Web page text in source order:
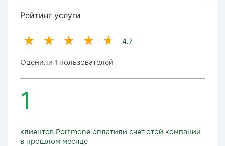
Рейтинг услуги
4.7
Оценили 1 пользователей
1
клиентов Portmone оплатили счет этой компании
в прошлом месяце